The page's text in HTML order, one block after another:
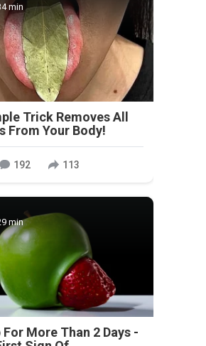
min
Trick Removes All
From Your Body!
192 113
min
For More Than 2 Days -